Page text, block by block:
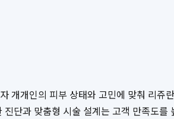
개개인의 피부 상태와 고민에 맞춰 리
단과 맞춤형 시술 설계는 고객 만족도